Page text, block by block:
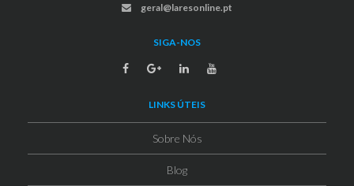
geral@laresonline.pt
SIGA-NOS
LINKS ÚTEIS
Sobre Nós
Blog